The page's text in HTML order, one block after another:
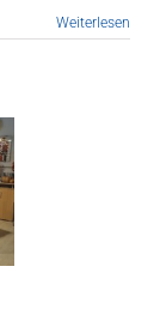
Weiterlesen